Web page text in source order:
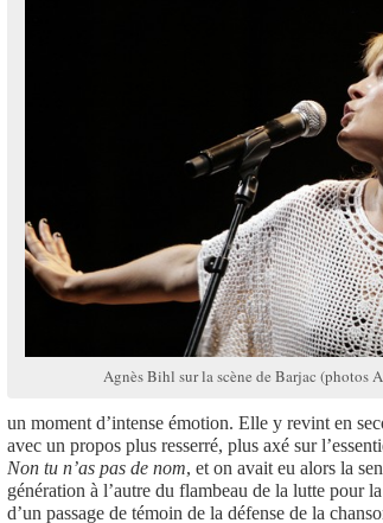
Agnès Bihl sur la scène de Barjac (photos
un moment d’intense émotion. Elle y revint en
avec un propos plus resserré, plus axé sur
Non tu n’as pas de nom, et on avait eu alors la
génération à l’autre du flambeau de la lutte pour
d’un passage de témoin de la défense de la